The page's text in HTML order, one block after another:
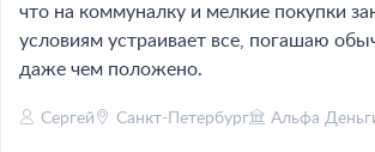
что на коммуналку и мелкие покупки
условиям устраивает все, погашаю
даже чем положено.
Сергей Санкт-Петербург Альфа